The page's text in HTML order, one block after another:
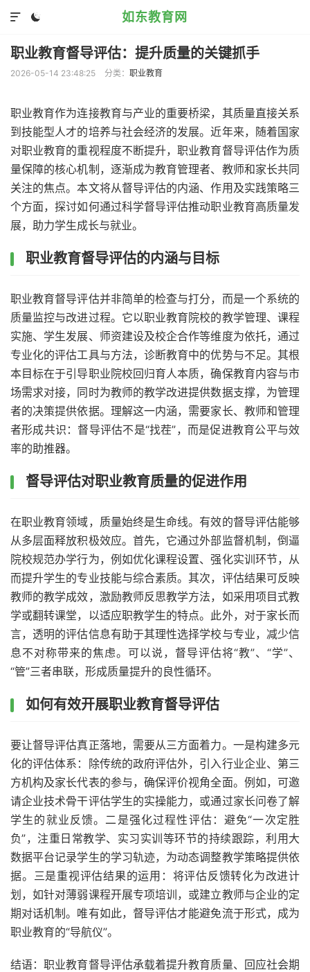
如东教育网


职业教育督导评估：提升质量的关键抓手
2026-05-14 23:48:25 分类： 职业教育
职业教育作为连接教育与产业的重要桥梁，其质量直接关系
到技能型人才的培养与社会经济的发展。近年来，随着国家
对职业教育的重视程度不断提升，职业教育督导评估作为质
量保障的核心机制，逐渐成为教育管理者、教师和家长共同
关注的焦点。本文将从督导评估的内涵、作用及实践策略三
个方面，探讨如何通过科学督导评估推动职业教育高质量发
展，助力学生成长与就业。
职业教育督导评估的内涵与目标
职业教育督导评估并非简单的检查与打分，而是一个系统的
质量监控与改进过程。它以职业教育院校的教学管理、课程
实施、学生发展、师资建设及校企合作等维度为依托，通过
专业化的评估工具与方法，诊断教育中的优势与不足。其根
本目标在于引导职业院校回归育人本质，确保教育内容与市
场需求对接，同时为教师的教学改进提供数据支撑，为管理
者的决策提供依据。理解这一内涵，需要家长、教师和管理
者形成共识：督导评估不是“找茬”，而是促进教育公平与效
率的助推器。
督导评估对职业教育质量的促进作用
在职业教育领域，质量始终是生命线。有效的督导评估能够
从多层面释放积极效应。首先，它通过外部监督机制，倒逼
院校规范办学行为，例如优化课程设置、强化实训环节，从
而提升学生的专业技能与综合素质。其次，评估结果可反映
教师的教学成效，激励教师反思教学方法，如采用项目式教
学或翻转课堂，以适应职教学生的特点。此外，对于家长而
言，透明的评估信息有助于其理性选择学校与专业，减少信
息不对称带来的焦虑。可以说，督导评估将“教”、“学”、
“管”三者串联，形成质量提升的良性循环。
如何有效开展职业教育督导评估
要让督导评估真正落地，需要从三方面着力。一是构建多元
化的评估体系：除传统的政府评估外，引入行业企业、第三
方机构及家长代表的参与，确保评价视角全面。例如，可邀
请企业技术骨干评估学生的实操能力，或通过家长问卷了解
学生的就业反馈。二是强化过程性评估：避免“一次定胜
负”，注重日常教学、实习实训等环节的持续跟踪，利用大
数据平台记录学生的学习轨迹，为动态调整教学策略提供依
据。三是重视评估结果的运用：将评估反馈转化为改进计
划，如针对薄弱课程开展专项培训，或建立教师与企业的定
期对话机制。唯有如此，督导评估才能避免流于形式，成为
职业教育的“导航仪”。
结语：职业教育督导评估承载着提升教育质量、回应社会期